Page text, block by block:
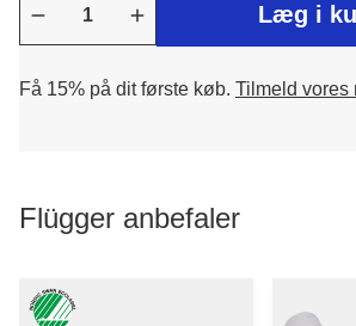
Læg i
Få 15% på dit første køb. Tilmeld vores
Flügger anbefaler